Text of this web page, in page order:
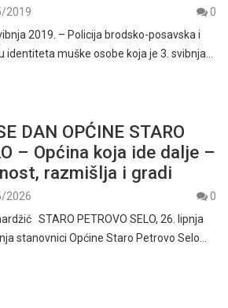
2019
0
2019. – Policija brodsko-posavska i
identiteta muške osobe koja je 3. svibnja…
DAN OPĆINE STARO
– Općina koja ide dalje –
razmišlja i gradi
2026
0
STARO PETROVO SELO, 26. lipnja
stanovnici Općine Staro Petrovo Selo…